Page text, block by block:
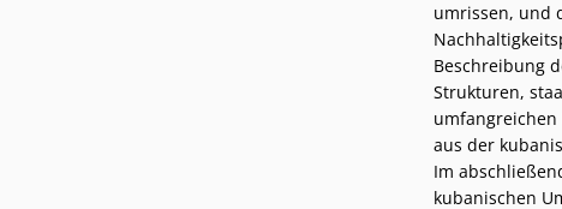
umrissen, und
Beschreibung
Strukturen,
aus der
Im
kubanischen